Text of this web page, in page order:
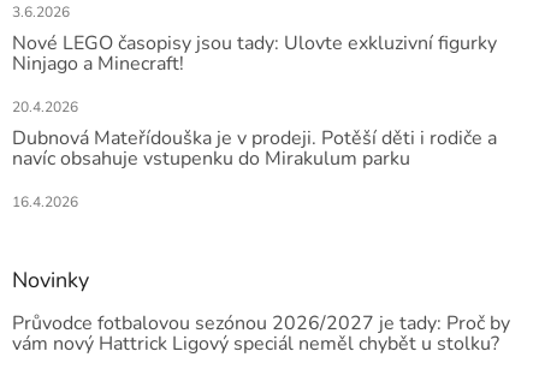
3.6.2026
Nové LEGO časopisy jsou tady: Ulovte exkluzivní figurky
Ninjago a Minecraft!
20.4.2026
Dubnová Mateřídouška je v prodeji. Potěší děti i rodiče a
navíc obsahuje vstupenku do Mirakulum parku
16.4.2026
Novinky
Průvodce fotbalovou sezónou 2026/2027 je tady: Proč by
vám nový Hattrick Ligový speciál neměl chybět u stolku?